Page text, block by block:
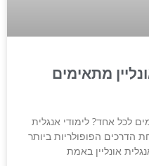
מתאימים
לכל אחד? לימודי אנגלית
הדרכים הפופולריות ביותר
אונליין באמת